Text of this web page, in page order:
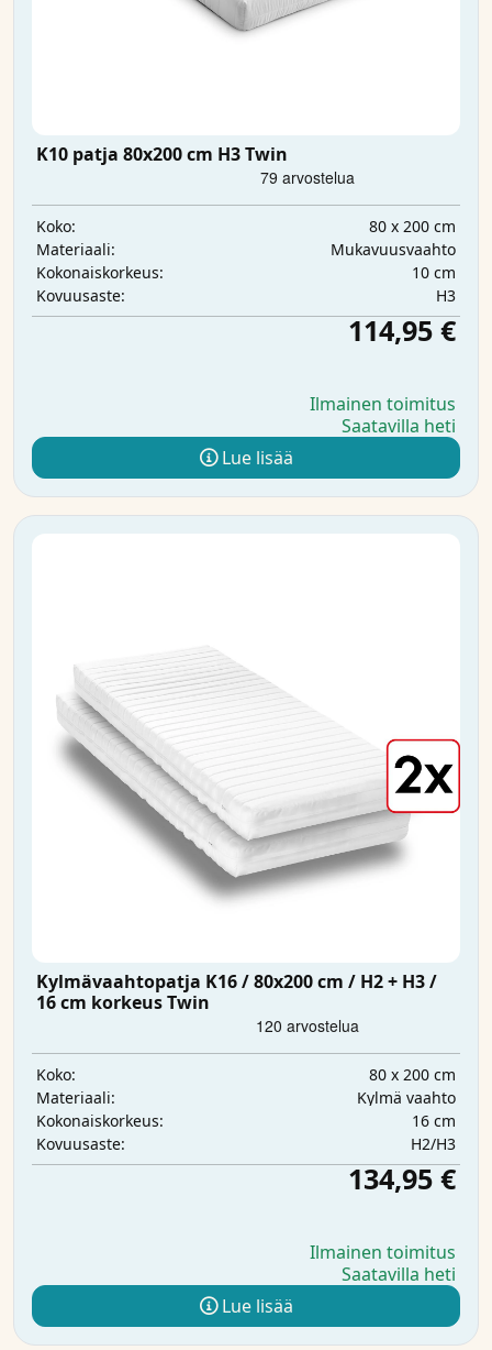
K10 patja 80x200 cm H3 Twin
Koko:
80 x 200 cm
Materiaali:
Mukavuusvaahto
Kokonaiskorkeus:
10 cm
Kovuusaste:
H3
114,95 €
Ilmainen toimitus
Saatavilla heti
Lue lisää
Kylmävaahtopatja K16 / 80x200 cm / H2 + H3 /
16 cm korkeus Twin
Koko:
80 x 200 cm
Materiaali:
Kylmä vaahto
Kokonaiskorkeus:
16 cm
Kovuusaste:
H2/H3
134,95 €
Ilmainen toimitus
Saatavilla heti
Lue lisää